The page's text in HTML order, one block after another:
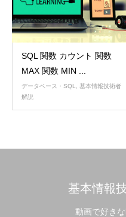
SQL 関数 カウント 関数
MAX 関数 MIN ...
データベース・SQL
基本情報技術者
解説
基本情報
動画で好きな